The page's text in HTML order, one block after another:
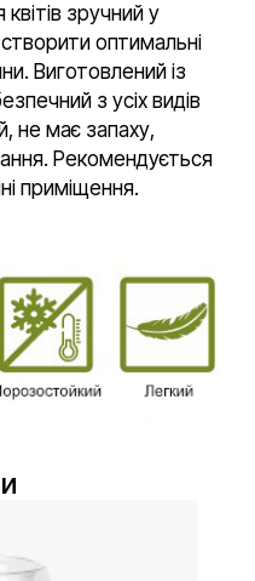
зручний у
оптимальні
Виготовлений із
з усіх видів
не має запаху,
Рекомендується
приміщення.